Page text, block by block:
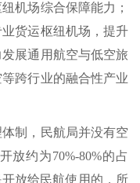
机场综合保障能力；
货运枢纽机场，提升
展通用航空与低空旅
跨行业的融合性产业
制，民航局并没有空
放约为70%-80%的占
放给民航使用的，所